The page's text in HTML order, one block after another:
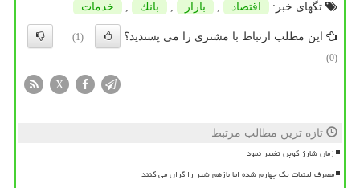
تگهای خبر:
اقتصاد , بازار , بانك , خدمات
این مطلب ارتباط با مشتری را می پسندید؟
(1)
(0)
X
تازه ترین مطالب مرتبط
زمان شارژ کوپن تغییر نمود
مصرف لبنیات یک چهارم شده اما بازهم شیر را گران می کنند